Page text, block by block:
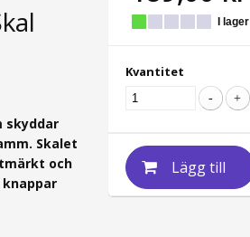
skyddar
Skalet
och
I lager
Kvantitet
Lägg till